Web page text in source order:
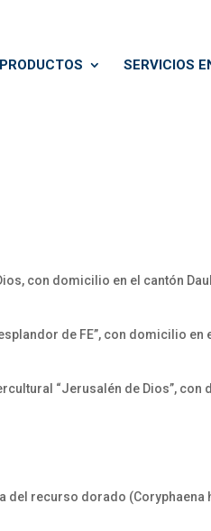
PRODUCTOS SERVICIOS
con domicilio en el cantón
de FE”, con domicilio en
“Jerusalén de Dios”, con
del recurso dorado (Coryphaena